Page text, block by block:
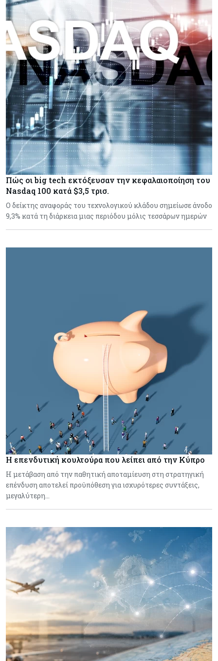
Πώς οι big tech εκτόξευσαν την κεφαλαιοποίηση του
Nasdaq 100 κατά $3,5 τρισ.
Ο δείκτης αναφοράς του τεχνολογικού κλάδου σημείωσε άνοδο
9,3% κατά τη διάρκεια μιας περιόδου μόλις τεσσάρων ημερών
Η επενδυτική κουλτούρα που λείπει από την Κύπρο
Η μετάβαση από την παθητική αποταμίευση στη στρατηγική
επένδυση αποτελεί προϋπόθεση για ισχυρότερες συντάξεις,
μεγαλύτερη…